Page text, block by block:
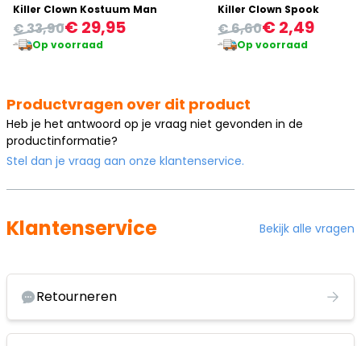
Killer Clown Kostuum Man
€ 29,95
€ 33,90
Op voorraad
Killer Clown Spook
€ 2,49
€ 6,60
Op voorraad
Productvragen over dit product
Heb je het antwoord op je vraag niet gevonden in de
productinformatie?
Stel dan je vraag aan onze klantenservice.
Klantenservice Bekijk alle vragen
Retourneren